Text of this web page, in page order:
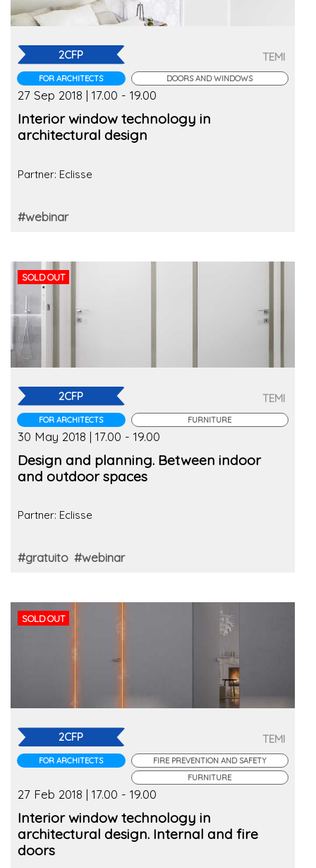
2CFP
FOR ARCHITECTS
TEMI
DOORS AND WINDOWS
27 Sep 2018 | 17.00 - 19.00
Interior window technology in
architectural design
Partner: Eclisse
#webinar
SOLD OUT
2CFP
FOR ARCHITECTS
TEMI
FURNITURE
30 May 2018 | 17.00 - 19.00
Design and planning. Between indoor
and outdoor spaces
Partner: Eclisse
#gratuito #webinar
SOLD OUT
2CFP
FOR ARCHITECTS
TEMI
FIRE PREVENTION AND SAFETY
FURNITURE
27 Feb 2018 | 17.00 - 19.00
Interior window technology in
architectural design. Internal and fire
doors